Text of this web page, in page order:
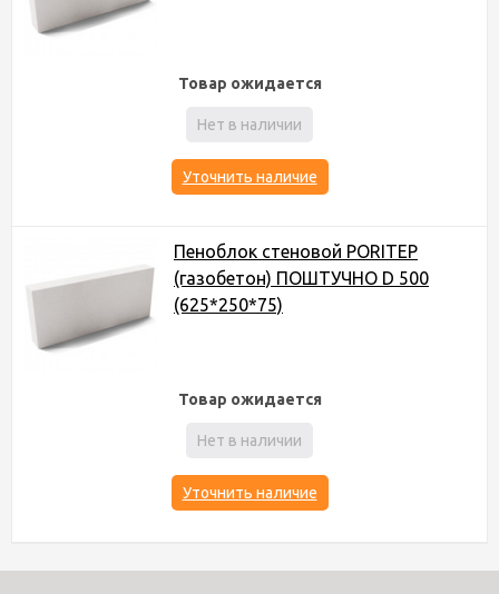
Товар ожидается
Нет в наличии
Уточнить наличие
Пеноблок стеновой PORITEP
(газобетон) ПОШТУЧНО D 500
(625*250*75)
Товар ожидается
Нет в наличии
Уточнить наличие